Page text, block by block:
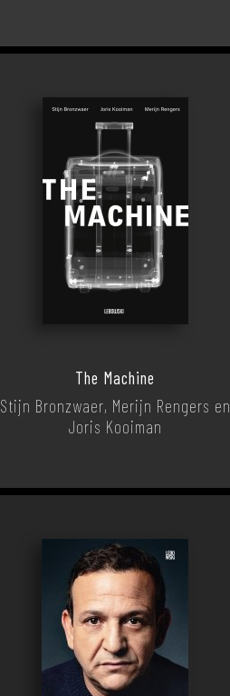
The Machine
Stijn Bronzwaer, Merijn Rengers en
Joris Kooiman